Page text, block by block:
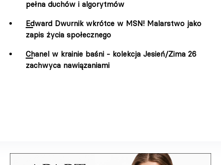
pełna duchów i algorytmów
Edward Dwurnik wkrótce w MSN! Malarstwo jako
zapis życia społecznego
Chanel w krainie baśni - kolekcja Jesień/Zima 26
zachwyca nawiązaniami